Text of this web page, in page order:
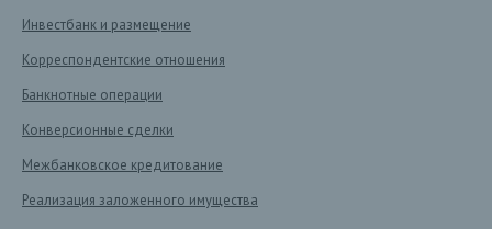
Инвестбанк и размещение
Корреспондентские отношения
Банкнотные операции
Конверсионные сделки
Межбанковское кредитование
Реализация заложенного имущества